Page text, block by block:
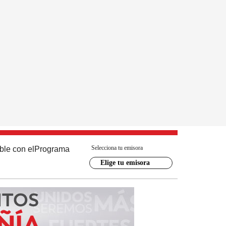
con el Programa Selecciona tu emisora
Elige tu emisora